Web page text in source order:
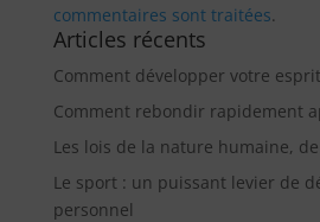
commentaires sont traitées.
Articles récents
Comment développer votre
Comment rebondir rapidement
Les lois de la nature humaine,
Le sport : un puissant levier de
personnel